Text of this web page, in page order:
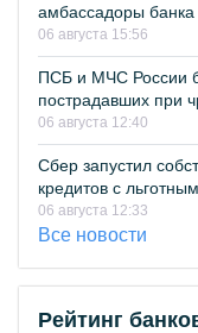
амбассадоры банка
06 августа 15:56
ПСБ и МЧС России
пострадавших при
06 августа 12:40
Сбер запустил
кредитов с
06 августа 12:33
Все новости
Рейтинг